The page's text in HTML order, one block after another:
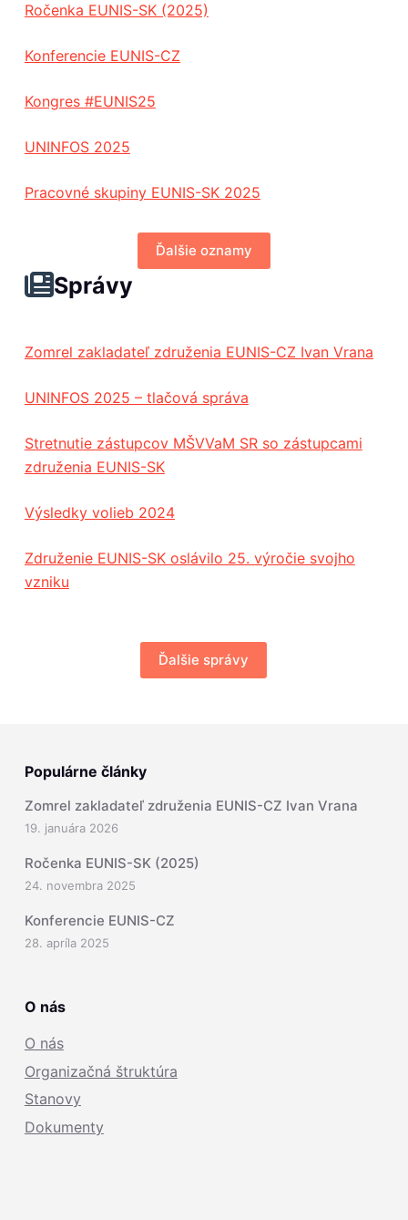
Ročenka EUNIS-SK (2025)
Konferencie EUNIS-CZ
Kongres #EUNIS25
UNINFOS 2025
Pracovné skupiny EUNIS-SK 2025
Ďalšie oznamy
Správy
Zomrel zakladateľ združenia EUNIS-CZ Ivan Vrana
UNINFOS 2025 – tlačová správa
Stretnutie zástupcov MŠVVaM SR so zástupcami
združenia EUNIS-SK
Výsledky volieb 2024
Združenie EUNIS-SK oslávilo 25. výročie svojho
vzniku
Ďalšie správy
Populárne články
Zomrel zakladateľ združenia EUNIS-CZ Ivan Vrana
19. januára 2026
Ročenka EUNIS-SK (2025)
24. novembra 2025
Konferencie EUNIS-CZ
28. apríla 2025
O nás
O nás
Organizačná štruktúra
Stanovy
Dokumenty